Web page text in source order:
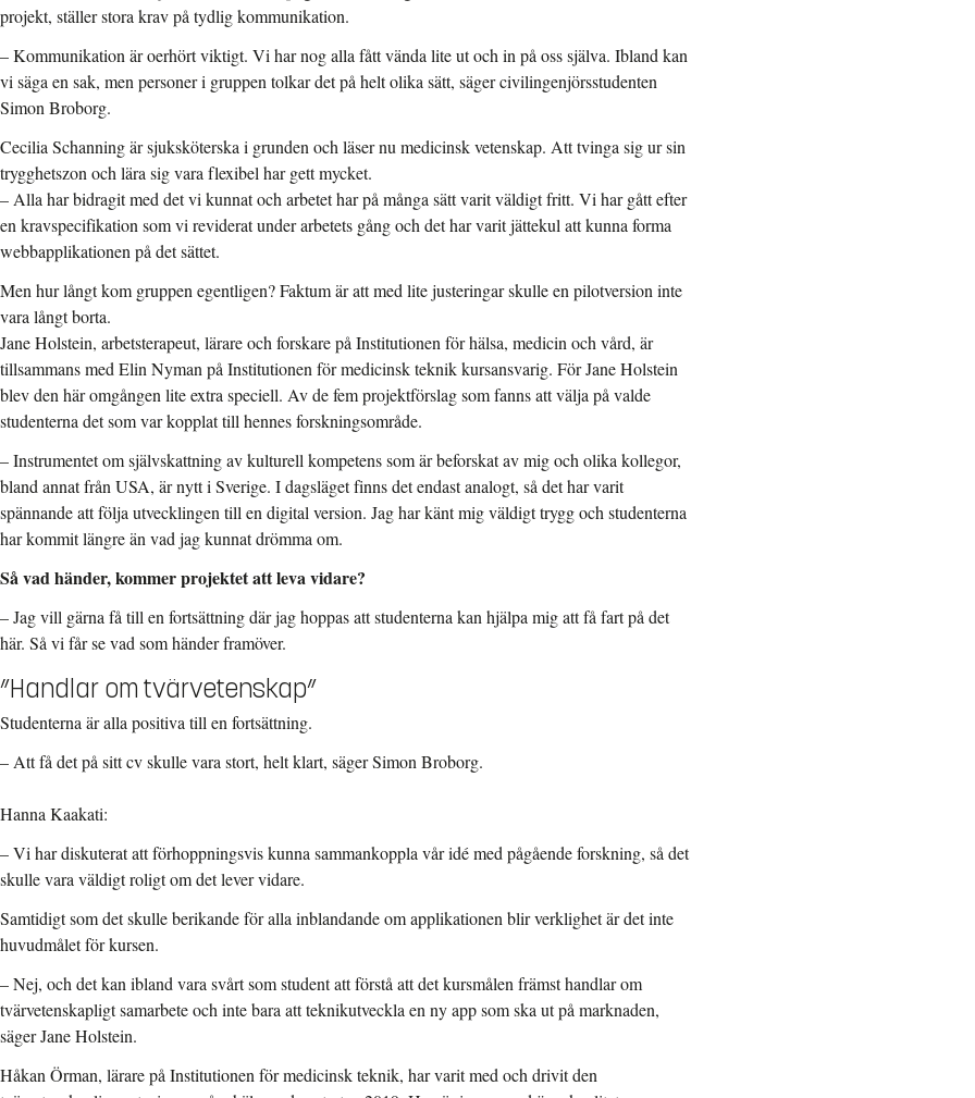
projekt, ställer stora krav på tydlig kommunikation.
– Kommunikation är oerhört viktigt. Vi har nog alla fått vända lite ut och in på oss själva. Ibland kan
vi säga en sak, men personer i gruppen tolkar det på helt olika sätt, säger civilingenjörsstudenten
Simon Broborg.
Cecilia Schanning är sjuksköterska i grunden och läser nu medicinsk vetenskap. Att tvinga sig ur sin
trygghetszon och lära sig vara flexibel har gett mycket.
– Alla har bidragit med det vi kunnat och arbetet har på många sätt varit väldigt fritt. Vi har gått efter
en kravspecifikation som vi reviderat under arbetets gång och det har varit jättekul att kunna forma
webbapplikationen på det sättet.
Men hur långt kom gruppen egentligen? Faktum är att med lite justeringar skulle en pilotversion inte
vara långt borta.
Jane Holstein, arbetsterapeut, lärare och forskare på Institutionen för hälsa, medicin och vård, är
tillsammans med Elin Nyman på Institutionen för medicinsk teknik kursansvarig. För Jane Holstein
blev den här omgången lite extra speciell. Av de fem projektförslag som fanns att välja på valde
studenterna det som var kopplat till hennes forskningsområde.
– Instrumentet om självskattning av kulturell kompetens som är beforskat av mig och olika kollegor,
bland annat från USA, är nytt i Sverige. I dagsläget finns det endast analogt, så det har varit
spännande att följa utvecklingen till en digital version. Jag har känt mig väldigt trygg och studenterna
har kommit längre än vad jag kunnat drömma om.
Så vad händer, kommer projektet att leva vidare?
– Jag vill gärna få till en fortsättning där jag hoppas att studenterna kan hjälpa mig att få fart på det
här. Så vi får se vad som händer framöver.
”Handlar om tvärvetenskap”
Studenterna är alla positiva till en fortsättning.
– Att få det på sitt cv skulle vara stort, helt klart, säger Simon Broborg.
Hanna Kaakati:
– Vi har diskuterat att förhoppningsvis kunna sammankoppla vår idé med pågående forskning, så det
skulle vara väldigt roligt om det lever vidare.
Samtidigt som det skulle berikande för alla inblandande om applikationen blir verklighet är det inte
huvudmålet för kursen.
– Nej, och det kan ibland vara svårt som student att förstå att det kursmålen främst handlar om
tvärvetenskapligt samarbete och inte bara att teknikutveckla en ny app som ska ut på marknaden,
säger Jane Holstein.
Håkan Örman, lärare på Institutionen för medicinsk teknik, har varit med och drivit den